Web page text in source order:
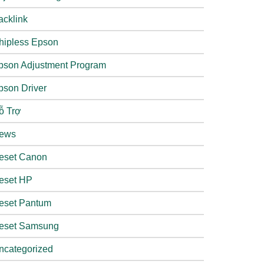
Epson
Adjustment Program
Driver
Trợ
Canon
HP
Pantum
Samsung